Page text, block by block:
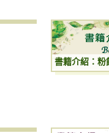
書籍介紹：粉